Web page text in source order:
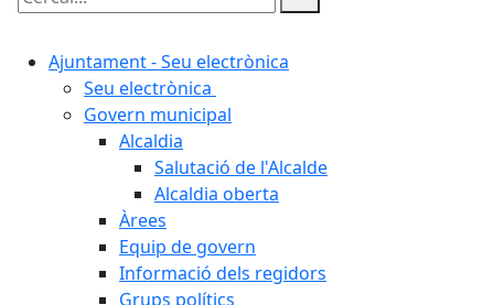
Cercar:
Ajuntament - Seu electrònica
Seu electrònica
Govern municipal
Alcaldia
Salutació de l'Alcalde
Alcaldia oberta
Àrees
Equip de govern
Informació dels regidors
Grups polítics